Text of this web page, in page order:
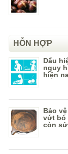
HỖN HỢP
Dấu
nguy
hiện
Bảo
vứt bỏ
còn